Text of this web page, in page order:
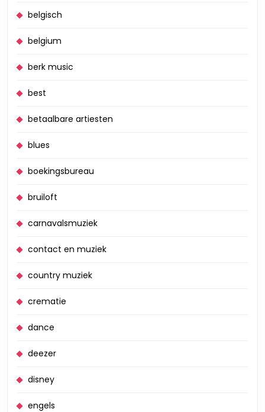
belgisch
belgium
berk music
best
betaalbare artiesten
blues
boekingsbureau
bruiloft
carnavalsmuziek
contact en muziek
country muziek
crematie
dance
deezer
disney
engels